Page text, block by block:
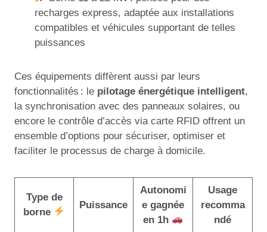
recharges express, adaptée aux installations
compatibles et véhicules supportant de telles
puissances
Ces équipements diffèrent aussi par leurs
fonctionnalités : le pilotage énergétique intelligent,
la synchronisation avec des panneaux solaires, ou
encore le contrôle d’accès via carte RFID offrent un
ensemble d’options pour sécuriser, optimiser et
faciliter le processus de charge à domicile.
Type de
borne
Puissance
Autonomi
e gagnée
en 1h
Usage
recomma
ndé